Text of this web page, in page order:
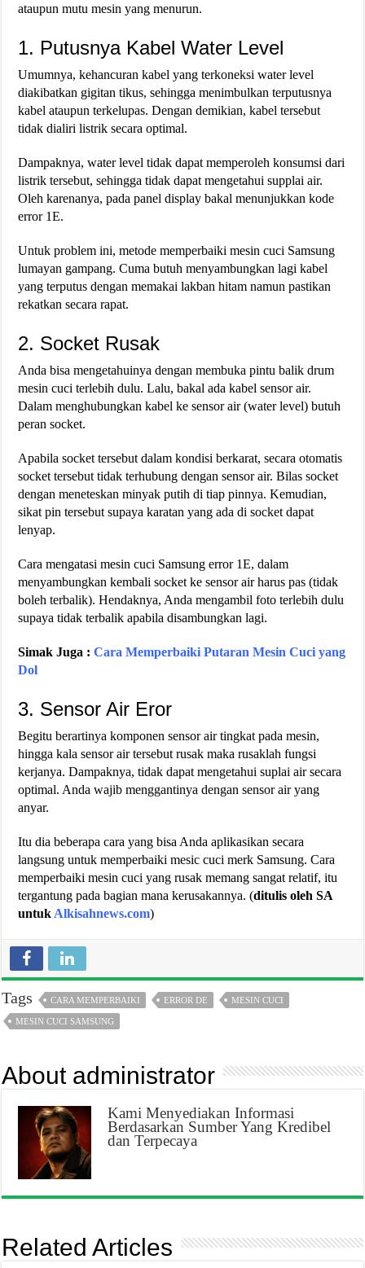
ataupun mutu mesin yang menurun.
1. Putusnya Kabel Water Level
Umumnya, kehancuran kabel yang terkoneksi water level
diakibatkan gigitan tikus, sehingga menimbulkan terputusnya
kabel ataupun terkelupas. Dengan demikian, kabel tersebut
tidak dialiri listrik secara optimal.
Dampaknya, water level tidak dapat memperoleh konsumsi dari
listrik tersebut, sehingga tidak dapat mengetahui supplai air.
Oleh karenanya, pada panel display bakal menunjukkan kode
error 1E.
Untuk problem ini, metode memperbaiki mesin cuci Samsung
lumayan gampang. Cuma butuh menyambungkan lagi kabel
yang terputus dengan memakai lakban hitam namun pastikan
rekatkan secara rapat.
2. Socket Rusak
Anda bisa mengetahuinya dengan membuka pintu balik drum
mesin cuci terlebih dulu. Lalu, bakal ada kabel sensor air.
Dalam menghubungkan kabel ke sensor air (water level) butuh
peran socket.
Apabila socket tersebut dalam kondisi berkarat, secara otomatis
socket tersebut tidak terhubung dengan sensor air. Bilas socket
dengan meneteskan minyak putih di tiap pinnya. Kemudian,
sikat pin tersebut supaya karatan yang ada di socket dapat
lenyap.
Cara mengatasi mesin cuci Samsung error 1E, dalam
menyambungkan kembali socket ke sensor air harus pas (tidak
boleh terbalik). Hendaknya, Anda mengambil foto terlebih dulu
supaya tidak terbalik apabila disambungkan lagi.
Simak Juga :Cara Memperbaiki Putaran Mesin Cuci yang
Dol
3. Sensor Air Eror
Begitu berartinya komponen sensor air tingkat pada mesin,
hingga kala sensor air tersebut rusak maka rusaklah fungsi
kerjanya. Dampaknya, tidak dapat mengetahui suplai air secara
optimal. Anda wajib menggantinya dengan sensor air yang
anyar.
Itu dia beberapa cara yang bisa Anda aplikasikan secara
langsung untuk memperbaiki mesic cuci merk Samsung. Cara
memperbaiki mesin cuci yang rusak memang sangat relatif, itu
tergantung pada bagian mana kerusakannya. (ditulis oleh SA
untuk Alkisahnews.com)
Tags CARA MEMPERBAIKI ERROR DE MESIN CUCI
MESIN CUCI SAMSUNG
About administrator
Kami Menyediakan Informasi
Berdasarkan Sumber Yang Kredibel
dan Terpecaya
Related Articles